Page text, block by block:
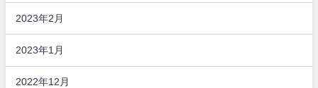
2023年2月
2023年1月
2022年12月